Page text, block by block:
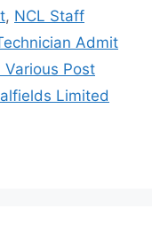
, NCL Staff
Admit
Various Post
Limited